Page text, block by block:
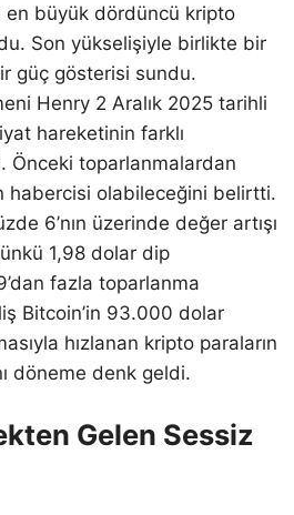
en büyük dördüncü kripto
Son yükselişiyle birlikte bir
güç gösterisi sundu.
Henry 2 Aralık 2025 tarihli
hareketinin farklı
Önceki toparlanmalardan
habercisi olabileceğini belirtti.
6’nın üzerinde değer artışı
1,98 dolar dip
fazla toparlanma
Bitcoin’in 93.000 dolar
hızlanan kripto paraların
döneme denk geldi.
Gelen Sessiz